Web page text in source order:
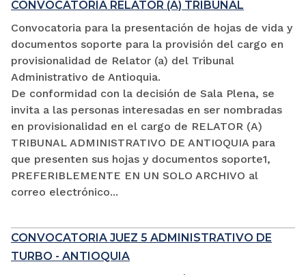
CONVOCATORIA RELATOR (A) TRIBUNAL
Convocatoria para la presentación de hojas de vida y
documentos soporte para la provisión del cargo en
provisionalidad de Relator (a) del Tribunal
Administrativo de Antioquia.
De conformidad con la decisión de Sala Plena, se
invita a las personas interesadas en ser nombradas
en provisionalidad en el cargo de RELATOR (A)
TRIBUNAL ADMINISTRATIVO DE ANTIOQUIA para
que presenten sus hojas y documentos soporte1,
PREFERIBLEMENTE EN UN SOLO ARCHIVO al
correo electrónico...
CONVOCATORIA JUEZ 5 ADMINISTRATIVO DE
TURBO - ANTIOQUIA